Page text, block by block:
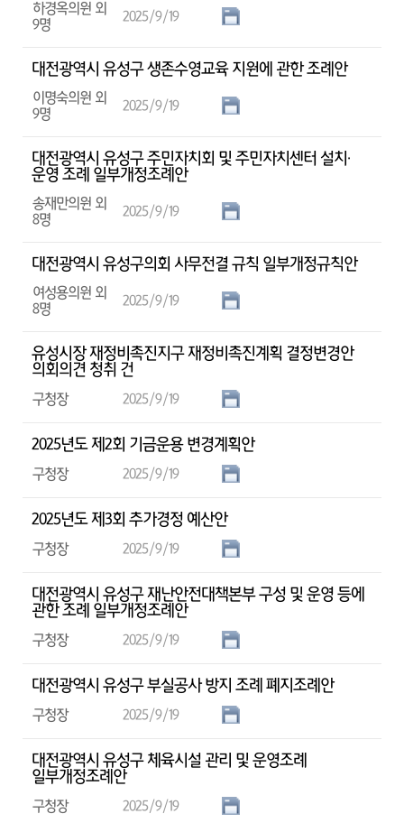
하경옥의원 외
9명
2025/9/19
대전광역시 유성구 생존수영교육 지원에 관한 조례안
이명숙의원 외
9명
2025/9/19
대전광역시 유성구 주민자치회 및 주민자치센터 설치·
운영 조례 일부개정조례안
송재만의원 외
8명
2025/9/19
대전광역시 유성구의회 사무전결 규칙 일부개정규칙안
여성용의원 외
8명
2025/9/19
유성시장 재정비촉진지구 재정비촉진계획 결정변경안
의회의견 청취 건
구청장 2025/9/19
2025년도 제2회 기금운용 변경계획안
구청장 2025/9/19
2025년도 제3회 추가경정 예산안
구청장 2025/9/19
대전광역시 유성구 재난안전대책본부 구성 및 운영 등에
관한 조례 일부개정조례안
구청장 2025/9/19
대전광역시 유성구 부실공사 방지 조례 폐지조례안
구청장 2025/9/19
대전광역시 유성구 체육시설 관리 및 운영조례
일부개정조례안
구청장 2025/9/19